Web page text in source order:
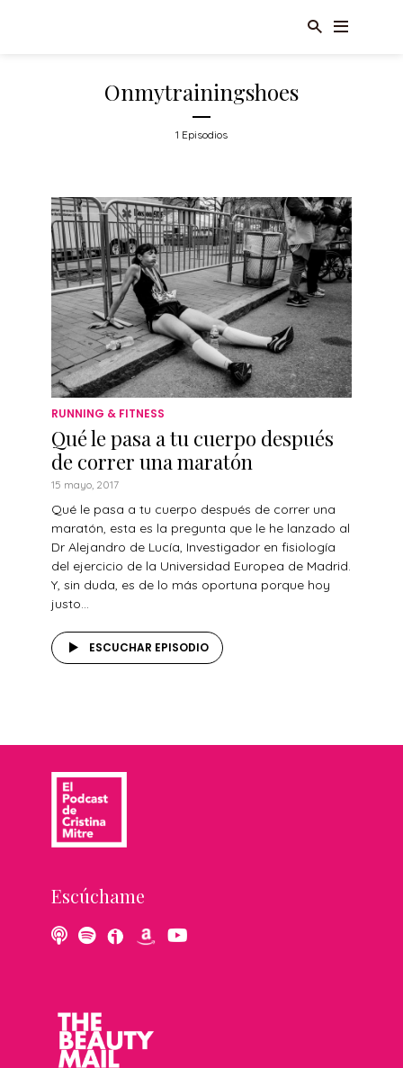
Onmytrainingshoes
1 Episodios
RUNNING & FITNESS
Qué le pasa a tu cuerpo después
de correr una maratón
15 mayo, 2017
Qué le pasa a tu cuerpo después de correr una
maratón, esta es la pregunta que le he lanzado al
Dr Alejandro de Lucía, Investigador en fisiología
del ejercicio de la Universidad Europea de Madrid.
Y, sin duda, es de lo más oportuna porque hoy
justo...
ESCUCHAR EPISODIO
Escúchame